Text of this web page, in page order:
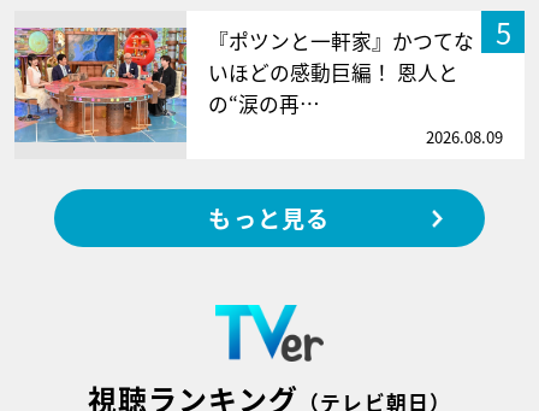
5
『ポツンと一軒家』かつてな
いほどの感動巨編！ 恩人と
の“涙の再…
2026.08.09
もっと見る
視聴ランキング （テレビ朝日）